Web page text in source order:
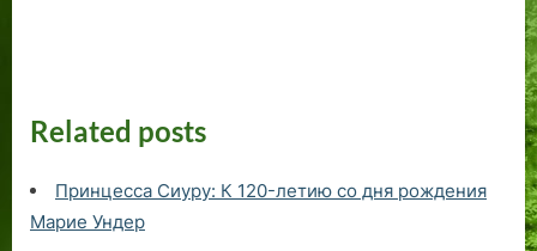
Related posts
Принцесса Сиуру: К 120-летию со дня рождения
Марие Ундер